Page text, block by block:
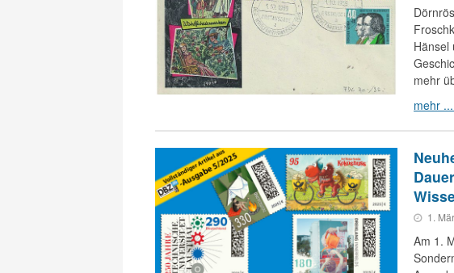
Hänsel
mehr
mehr ...
1.
Am 1.